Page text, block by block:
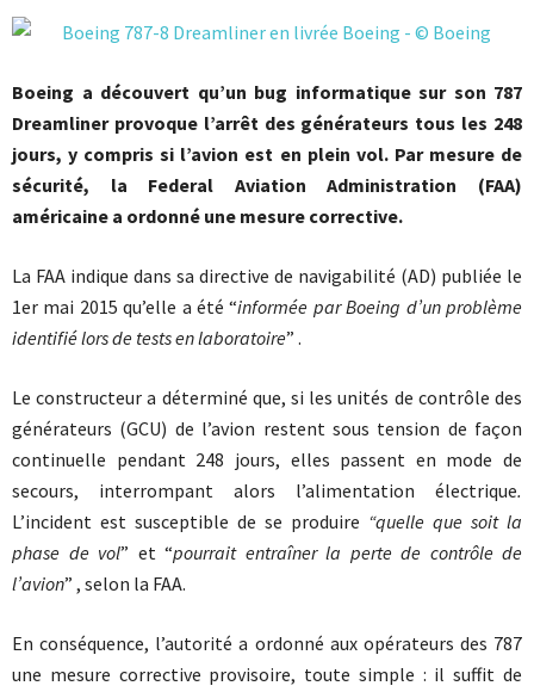
Boeing a découvert qu’un bug informatique sur son 787
Dreamliner provoque l’arrêt des générateurs tous les 248
jours, y compris si l’avion est en plein vol. Par mesure de
sécurité, la Federal Aviation Administration (FAA)
américaine a ordonné une mesure corrective.
La FAA indique dans sa directive de navigabilité (AD) publiée le
1er mai 2015 qu’elle a été “informée par Boeing d’un problème
identifié lors de tests en laboratoire” .
Le constructeur a déterminé que, si les unités de contrôle des
générateurs (GCU) de l’avion restent sous tension de façon
continuelle pendant 248 jours, elles passent en mode de
secours, interrompant alors l’alimentation électrique.
L’incident est susceptible de se produire “quelle que soit la
phase de vol” et “pourrait entraîner la perte de contrôle de
l’avion” , selon la FAA.
En conséquence, l’autorité a ordonné aux opérateurs des 787
une mesure corrective provisoire, toute simple : il suffit de